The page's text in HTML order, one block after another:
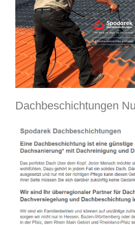
Dachbeschichtungen